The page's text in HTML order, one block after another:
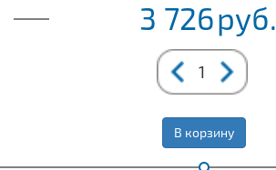
3 726руб.
В корзину